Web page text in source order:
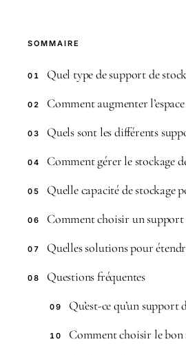
SOMMAIRE
01 Quel type de support de
02 Comment augmenter
03 Quels sont les différents
04 Comment gérer le stockage
05 Quelle capacité de stockage
06 Comment choisir un support
07 Quelles solutions pour
08 Questions fréquentes
09 Qu’est-ce qu’un
10 Comment choisir le bon